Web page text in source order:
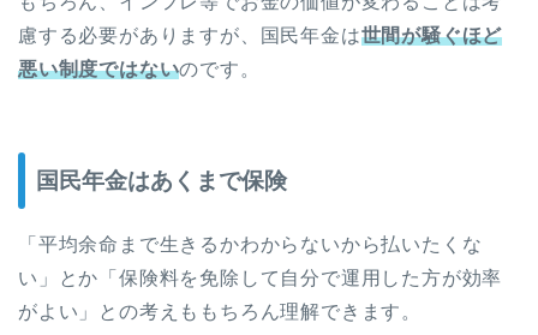
慮する必要がありますが、国民年金は世間が騒ぐほど
悪い制度ではないのです。
国民年金はあくまで保険
「平均余命まで生きるかわからないから払いたくな
い」とか「保険料を免除して自分で運用した方が効率
がよい」との考えももちろん理解できます。